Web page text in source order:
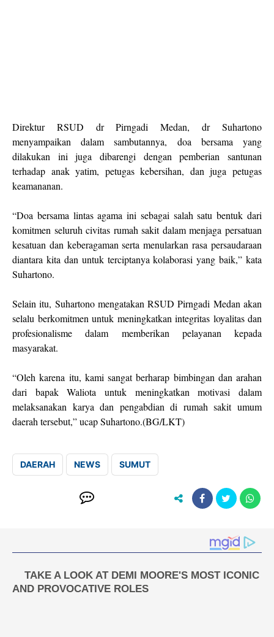
Direktur RSUD dr Pirngadi Medan, dr Suhartono
menyampaikan dalam sambutannya, doa bersama yang
dilakukan ini juga dibarengi dengan pemberian santunan
terhadap anak yatim, petugas kebersihan, dan juga petugas
keamananan.
“Doa bersama lintas agama ini sebagai salah satu bentuk dari
komitmen seluruh civitas rumah sakit dalam menjaga persatuan
kesatuan dan keberagaman serta menularkan rasa persaudaraan
diantara kita dan untuk terciptanya kolaborasi yang baik,” kata
Suhartono.
Selain itu, Suhartono mengatakan RSUD Pirngadi Medan akan
selalu berkomitmen untuk meningkatkan integritas loyalitas dan
profesionalisme dalam memberikan pelayanan kepada
masyarakat.
“Oleh karena itu, kami sangat berharap bimbingan dan arahan
dari bapak Waliota untuk meningkatkan motivasi dalam
melaksanakan karya dan pengabdian di rumah sakit umum
daerah tersebut,” ucap Suhartono.(BG/LKT)
DAERAH NEWS SUMUT